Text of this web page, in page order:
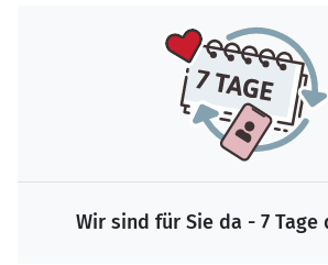
Wir sind für Sie da - 7 Tage